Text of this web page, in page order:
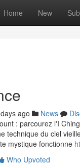
Home New
ago News
: parcourez l'I
technique du ciel
mystique fonctionne
Who Upvoted